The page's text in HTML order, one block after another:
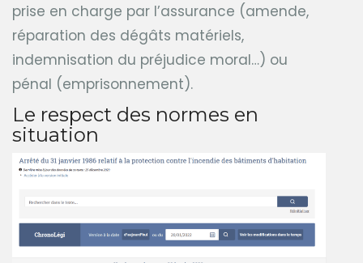
prise en charge par l’assurance (amende,
réparation des dégâts matériels,
indemnisation du préjudice moral…) ou
pénal (emprisonnement).
Le respect des normes en
situation